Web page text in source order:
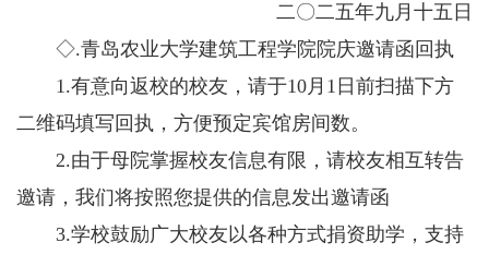
二〇二五年九月十五日
◇.青岛农业大学建筑工程学院院庆邀请函回执
1.有意向返校的校友，请于10月1日前扫描下方
二维码填写回执，方便预定宾馆房间数。
2.由于母院掌握校友信息有限，请校友相互转告
邀请，我们将按照您提供的信息发出邀请函
3.学校鼓励广大校友以各种方式捐资助学，支持